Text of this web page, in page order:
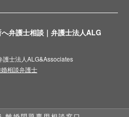
弁護士相談｜弁護士法人ALG
士法人ALG&Associates
相談弁護士